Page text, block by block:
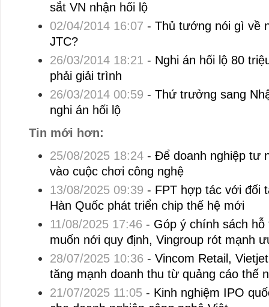
sắt VN nhận hối lộ
02/04/2014 16:07 - Thủ tướng nói gì về
JTC?
26/03/2014 18:21 - Nghi án hối lộ 80
phải giải trình
26/03/2014 00:59 - Thứ trưởng sang
nghi án hối lộ
Tin mới hơn:
25/08/2025 18:24- Để doanh nghiệp tư
vào cuộc chơi công nghệ
13/08/2025 09:39 - FPT hợp tác với đối
Hàn Quốc phát triển chip thế hệ mới
11/08/2025 17:46 - Góp ý chính sách
muốn nới quy định, Vingroup rót mạnh
28/07/2025 10:36 - Vincom Retail,
tăng mạnh doanh thu từ quảng cáo thế
21/07/2025 11:05- Kinh nghiệm IPO